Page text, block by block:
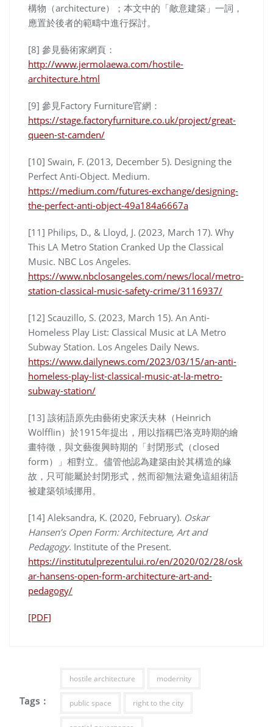
構物（architecture）；本文中的「敵意建築」一詞，
應置於後者的範疇中進行探討。
[8] 參見藝術家網頁：
http://www.jermolaewa.com/hostile-
architecture.html
[9] 參見Factory Furniture官網：
https://stage.factoryfurniture.co.uk/project/great-
queen-st-camden/
[10] Swain, F. (2013, December 5). Designing the
Perfect Anti-Object. Medium.
https://medium.com/futures-exchange/designing-
the-perfect-anti-object-49a184a6667a
[11] Philips, D., & Lloyd, J. (2023, March 17). Why
This LA Metro Station Cranked Up the Classical
Music. NBC Los Angeles.
https://www.nbclosangeles.com/news/local/metro-
station-classical-music-safety-crime/3116937/
[12] Scauzillo, S. (2023, March 15). An Anti-
Homeless Play List: Classical Music at LA Metro
Subway Station. Los Angeles Daily News.
https://www.dailynews.com/2023/03/15/an-anti-
homeless-play-list-classical-music-at-la-metro-
subway-station/
[13] 該術語原先由藝術史家沃夫林（Heinrich
Wölfflin）於1915年提出，用以指稱巴洛克時期的繪
畫特徵，與文藝復興時期的「封閉形式（closed
form）」相對立。儘管他認為建築由於其構造的緣
故，只可能屬於封閉形式，然而卻無法避免這組術語
被建築領域挪用。
[14] Aleksandra, K. (2020, February). Oskar
Hansen’s Open Form: Architecture, Art and
Pedagogy. Institute of the Present.
https://institutulprezentului.ro/en/2020/02/28/osk
ar-hansens-open-form-architecture-art-and-
pedagogy/
[PDF]
Tags :
hostile architecture modernity
public space right to the city